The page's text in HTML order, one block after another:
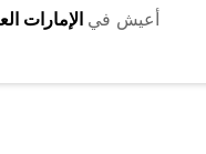
أعيش في